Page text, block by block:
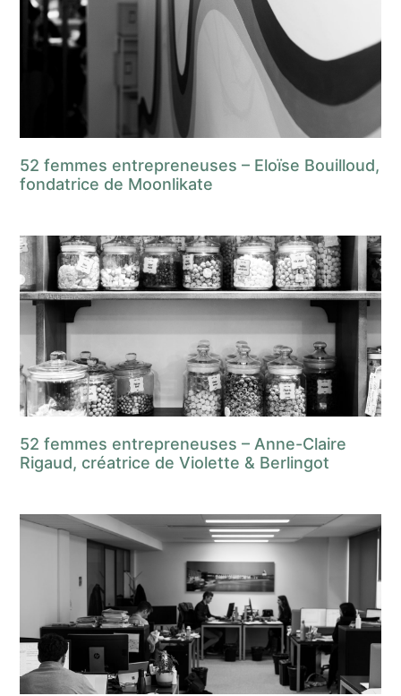
52 femmes entrepreneuses – Eloïse Bouilloud,
fondatrice de Moonlikate
52 femmes entrepreneuses – Anne-Claire
Rigaud, créatrice de Violette & Berlingot